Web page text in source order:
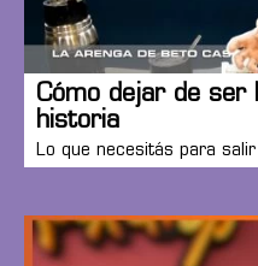
Cómo dejar de ser
historia
Lo que necesitás para